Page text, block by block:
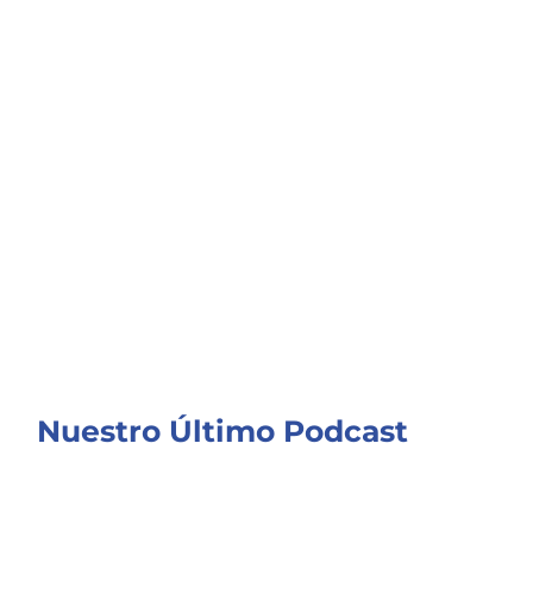
Nuestro Último Podcast